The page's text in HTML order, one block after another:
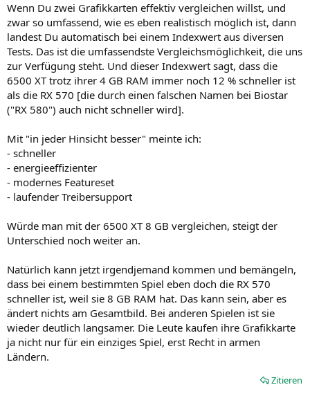
Wenn Du zwei Grafikkarten effektiv vergleichen willst, und
zwar so umfassend, wie es eben realistisch möglich ist, dann
landest Du automatisch bei einem Indexwert aus diversen
Tests. Das ist die umfassendste Vergleichsmöglichkeit, die uns
zur Verfügung steht. Und dieser Indexwert sagt, dass die
6500 XT trotz ihrer 4 GB RAM immer noch 12 % schneller ist
als die RX 570 [die durch einen falschen Namen bei Biostar
("RX 580") auch nicht schneller wird].
Mit "in jeder Hinsicht besser" meinte ich:
- schneller
- energieeffizienter
- modernes Featureset
- laufender Treibersupport
Würde man mit der 6500 XT 8 GB vergleichen, steigt der
Unterschied noch weiter an.
Natürlich kann jetzt irgendjemand kommen und bemängeln,
dass bei einem bestimmten Spiel eben doch die RX 570
schneller ist, weil sie 8 GB RAM hat. Das kann sein, aber es
ändert nichts am Gesamtbild. Bei anderen Spielen ist sie
wieder deutlich langsamer. Die Leute kaufen ihre Grafikkarte
ja nicht nur für ein einziges Spiel, erst Recht in armen
Ländern.
Zitieren